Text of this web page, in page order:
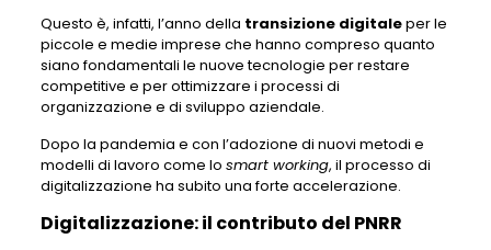
Questo è, infatti, l’anno della transizione digitaleper le
piccole e medie imprese che hanno compreso quanto
siano fondamentali le nuove tecnologie per restare
competitive e per ottimizzare i processi di
organizzazione e di sviluppo aziendale.
Dopo la pandemia e con l’adozione di nuovi metodi e
modelli di lavoro come lo smart working, il processo di
digitalizzazione ha subito una forte accelerazione.
Digitalizzazione: il contributo del PNRR